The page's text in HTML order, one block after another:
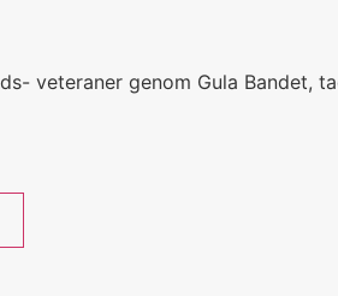
veteraner genom Gula Bandet,